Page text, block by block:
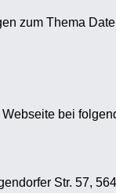
zum Thema
bei
Str. 57,